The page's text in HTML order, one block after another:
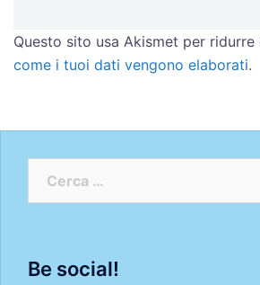
Questo sito usa Akismet per ridurre
come i tuoi dati vengono elaborati.
Be social!